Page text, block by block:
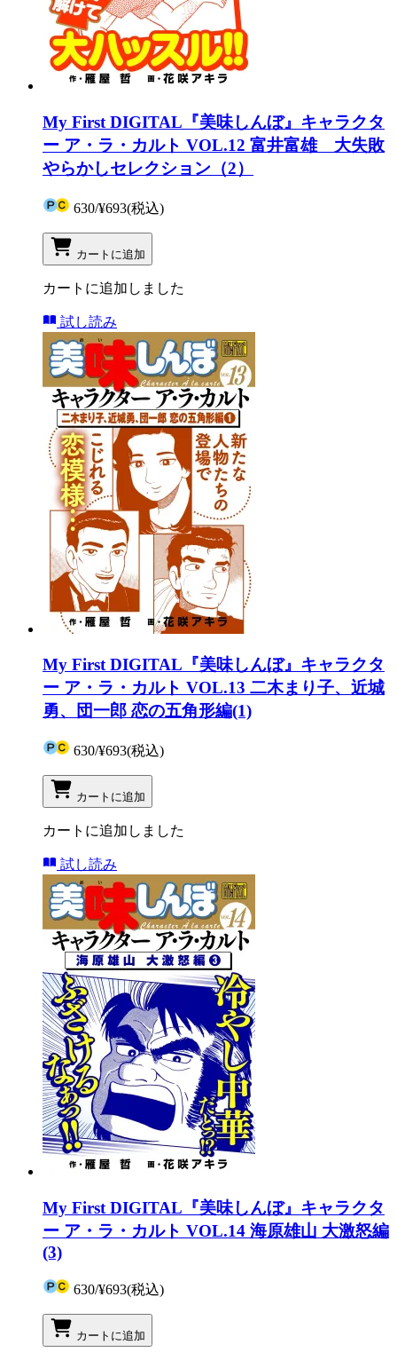
My First DIGITAL『美味しんぼ』キャラクタ
ー ア・ラ・カルト VOL.12 富井富雄 大失敗
やらかしセレクション（2）
630/¥693(税込)
カートに追加
カートに追加しました
試し読み
My First DIGITAL『美味しんぼ』キャラクタ
ー ア・ラ・カルト VOL.13 二木まり子、近城
勇、団一郎 恋の五角形編(1)
630/¥693(税込)
カートに追加
カートに追加しました
試し読み
My First DIGITAL『美味しんぼ』キャラクタ
ー ア・ラ・カルト VOL.14 海原雄山 大激怒編
(3)
630/¥693(税込)
カートに追加